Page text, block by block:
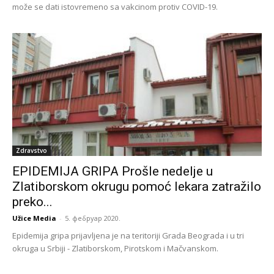
može se dati istovremeno sa vakcinom protiv COVID-19.
Zdravstvo
EPIDEMIJA GRIPA Prošle nedelje u
Zlatiborskom okrugu pomoć lekara zatražilo
preko...
Užice Media - 5. фебруар 2020.
Epidemija gripa prijavljena je na teritoriji Grada Beograda i u tri
okruga u Srbiji - Zlatiborskom, Pirotskom i Mačvanskom.